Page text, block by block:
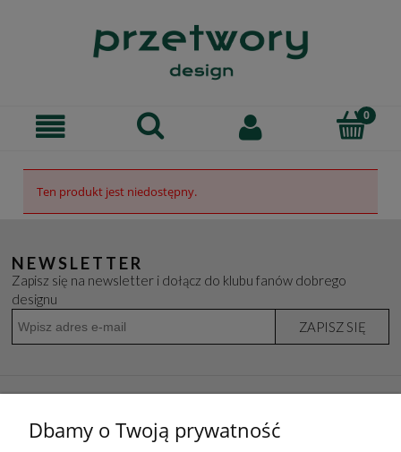
Ten produkt jest niedostępny.
NEWSLETTER
Zapisz się na newsletter i dołącz do klubu fanów dobrego
designu
ZAPISZ SIĘ
Dbamy o Twoją prywatność